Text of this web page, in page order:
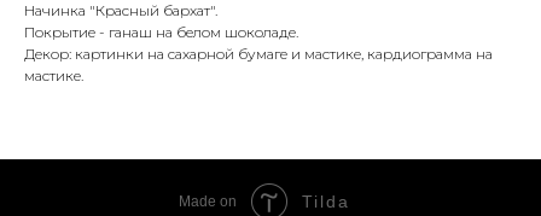
Начинка "Красный бархат".
Покрытие - ганаш на белом шоколаде.
Декор: картинки на сахарной бумаге и мастике, кардиограмма на
мастике.
Made on Tilda